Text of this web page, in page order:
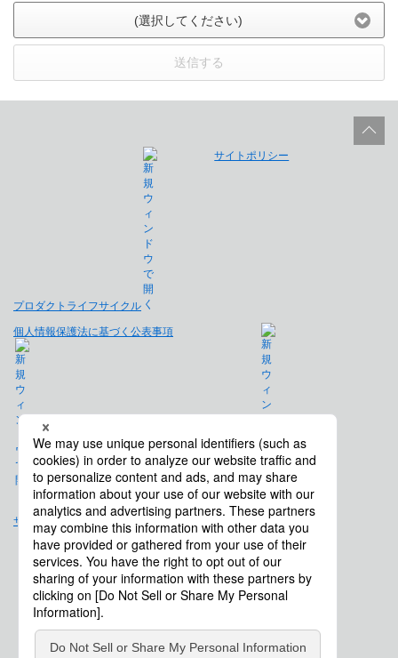
(選択してください)
送信する
プロダクトライフサイクル
サイトポリシー
個人情報保護法に基づく公表事項
免責事項
サイトマップ